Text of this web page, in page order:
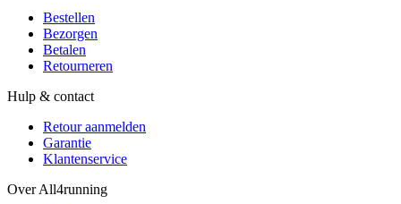
Bestellen
Bezorgen
Betalen
Retourneren
Hulp & contact
Retour aanmelden
Garantie
Klantenservice
Over All4running